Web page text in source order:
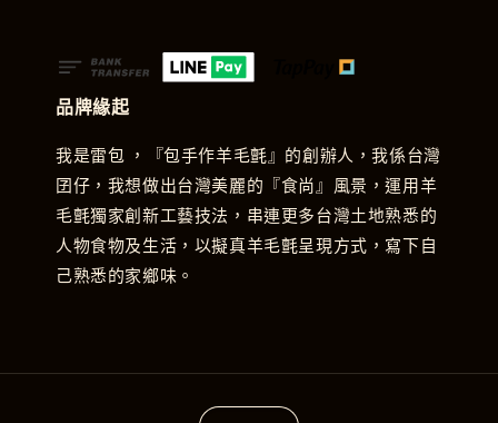
品牌緣起
我是雷包 ，『包手作羊毛氈』的創辦人，我係台灣
囝仔，我想做出台灣美麗的『食尚』風景，運用羊
毛氈獨家創新工藝技法，串連更多台灣土地熟悉的
人物食物及生活，以擬真羊毛氈呈現方式，寫下自
己熟悉的家鄉味。